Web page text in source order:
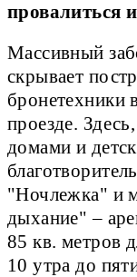
провалиться
Массивный
скрывает
бронетехники
проезде.
домами и
"Ночлежка" и
дыхание" –
85 кв. метров
10 утра до